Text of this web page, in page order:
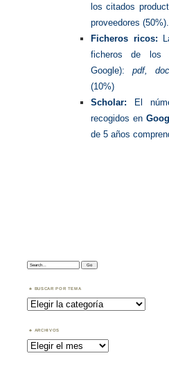
los citados
proveedores (50%).
Ficheros ricos:
ficheros de los
Google):pdf,
(10%)
Scholar: El
recogidos en
de 5 años
Search:
BUSCAR POR TEMA
Buscar
por
Tema
ARCHIVOS
Archivos